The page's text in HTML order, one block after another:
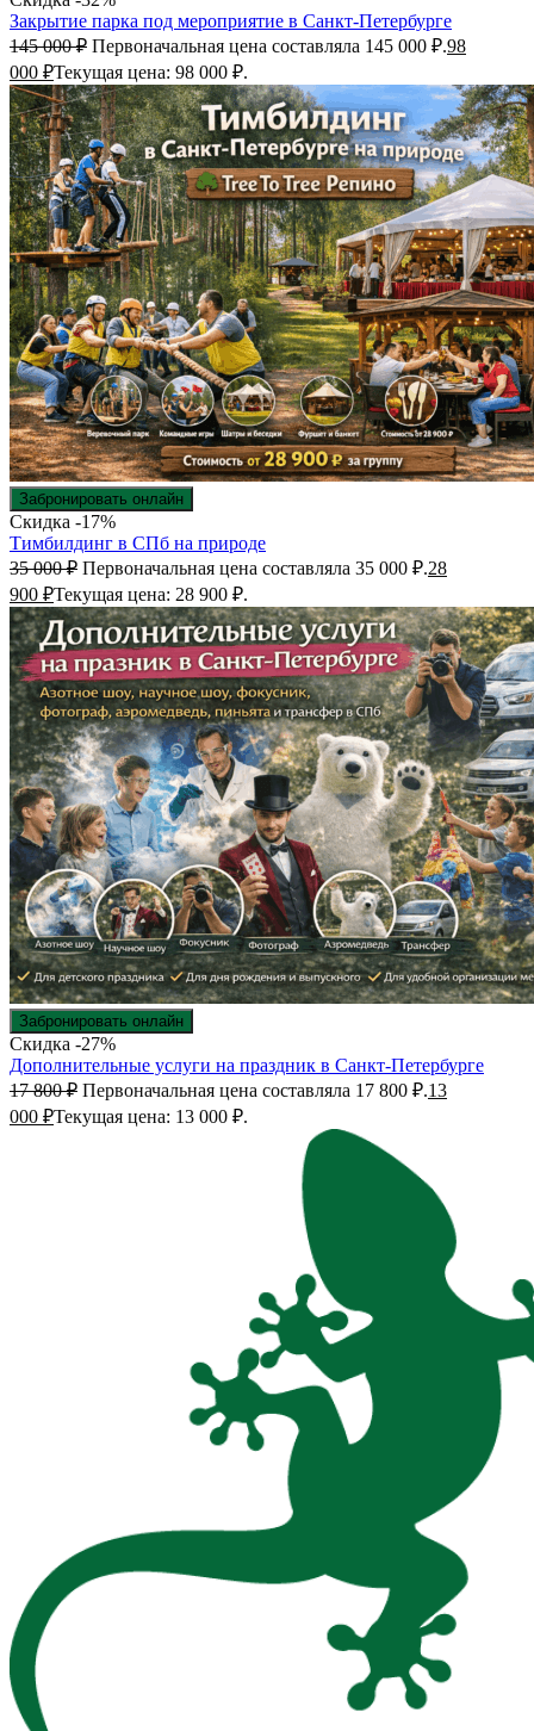
Закрытие парка под мероприятие в Санкт-Петербурге
145 000₽ Первоначальная цена составляла 145 000 ₽.98
000 ₽Текущая цена: 98 000 ₽.
Забронировать онлайн
Скидка -17%
Тимбилдинг в СПб на природе
35 000₽ Первоначальная цена составляла 35 000 ₽.28
900 ₽Текущая цена: 28 900 ₽.
Забронировать онлайн
Скидка -27%
Дополнительные услуги на праздник в Санкт-Петербурге
17 800₽ Первоначальная цена составляла 17 800 ₽.13
000 ₽Текущая цена: 13 000 ₽.